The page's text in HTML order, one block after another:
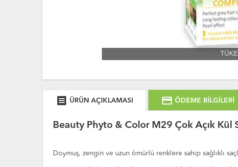
receipt ÜRÜN AÇIKLAMASI credit_card ÖDEME BİLGİLERİ
Beauty Phyto & Color M29 Çok Açık Kül
Doymuş, zengin ve uzun ömürlü renklere sahip sağlıklı